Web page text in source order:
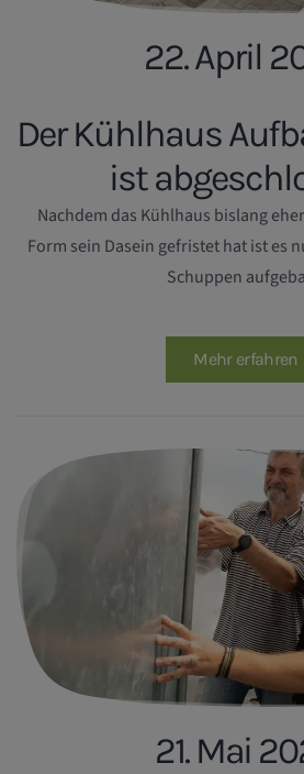
22. April
Der Kühlhaus
ist
Nachdem das Kühlhaus bislang
Form sein Dasein gefristet hat ist es
Schuppen
Mehr erfahren
21. Mai